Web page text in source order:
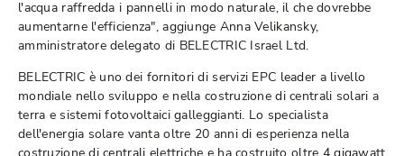
l'acqua raffredda i pannelli in modo naturale, il che dovrebbe
aumentarne l'efficienza", aggiunge Anna Velikansky,
amministratore delegato di BELECTRIC Israel Ltd.
BELECTRIC è uno dei fornitori di servizi EPC leader a livello
mondiale nello sviluppo e nella costruzione di centrali solari a
terra e sistemi fotovoltaici galleggianti. Lo specialista
dell'energia solare vanta oltre 20 anni di esperienza nella